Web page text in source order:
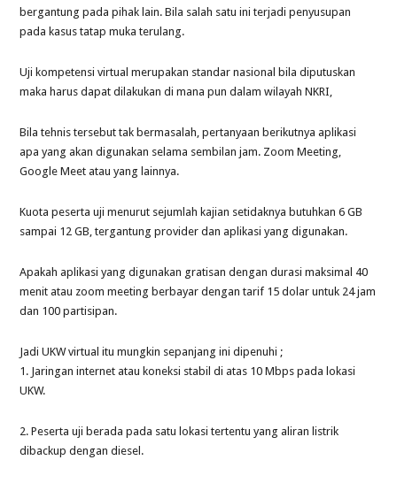
bergantung pada pihak lain. Bila salah satu ini terjadi penyusupan
pada kasus tatap muka terulang.
Uji kompetensi virtual merupakan standar nasional bila diputuskan
maka harus dapat dilakukan di mana pun dalam wilayah NKRI,
Bila tehnis tersebut tak bermasalah, pertanyaan berikutnya aplikasi
apa yang akan digunakan selama sembilan jam. Zoom Meeting,
Google Meet atau yang lainnya.
Kuota peserta uji menurut sejumlah kajian setidaknya butuhkan 6 GB
sampai 12 GB, tergantung provider dan aplikasi yang digunakan.
Apakah aplikasi yang digunakan gratisan dengan durasi maksimal 40
menit atau zoom meeting berbayar dengan tarif 15 dolar untuk 24 jam
dan 100 partisipan.
Jadi UKW virtual itu mungkin sepanjang ini dipenuhi ;
1. Jaringan internet atau koneksi stabil di atas 10 Mbps pada lokasi
UKW.
2. Peserta uji berada pada satu lokasi tertentu yang aliran listrik
dibackup dengan diesel.